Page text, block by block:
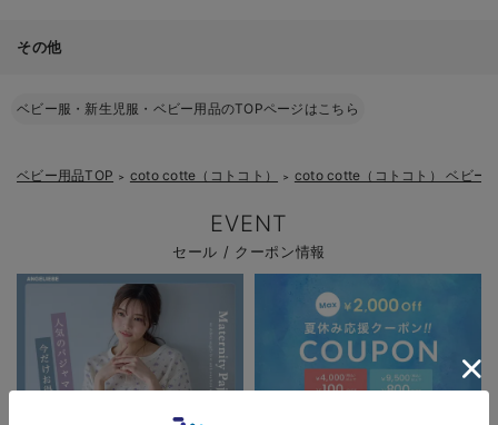
お買い物を続ける カートへ進む
RELATED ITEMS
関連商品
2
2
その他
ベビー服・新生児服・ベビー用品のTOPページはこちら
ベビー用品TOP ＞ coto cotte（コトコト） ＞ coto cotte（コトコト） ベビー
EVENT
セール / クーポン情報